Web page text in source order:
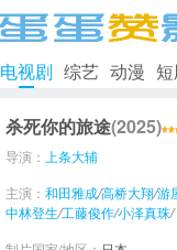
电视剧 综艺 动漫
杀死你的旅途(2025)
导演： 上条大辅
主演： 和田雅成/高桥大翔/游
中林登生/工藤俊作/小泽真珠/